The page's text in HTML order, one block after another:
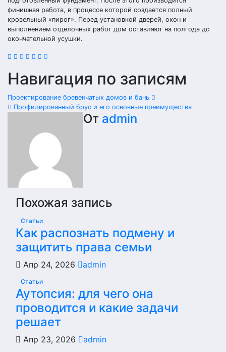
финишная работа, в процессе которой создается полный
кровельный «пирог». Перед установкой дверей, окон и
выполнением отделочных работ дом оставляют на полгода до
окончательной усушки.
Навигация по записям
Проектирование бревенчатых домов и бань
Профилированный брус и его основные преимущества
От admin
Похожая запись
Статьи
Как распознать подмену и
защитить права семьи
Апр 24, 2026 admin
Статьи
Аутопсия: для чего она
проводится и какие задачи
решает
Апр 23, 2026 admin